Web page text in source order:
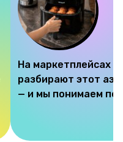
На маркетплейсах
разбирают этот
— и мы понимаем